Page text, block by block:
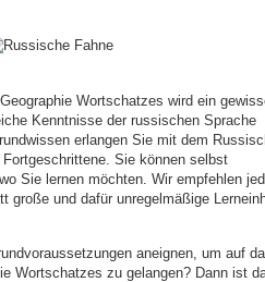
Wortschatzes wird ein
Kenntnisse der russischen Sprache
erlangen Sie mit dem
Sie können selbst
Sie lernen möchten. Wir empfehlen
große und dafür unregelmäßige
aneignen, um auf
Wortschatzes zu gelangen? Dann ist